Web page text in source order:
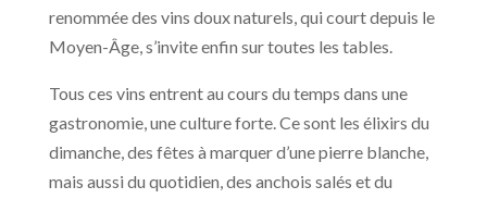
renommée des vins doux naturels, qui court depuis le
Moyen-Âge, s’invite enfin sur toutes les tables.
Tous ces vins entrent au cours du temps dans une
gastronomie, une culture forte. Ce sont les élixirs du
dimanche, des fêtes à marquer d’une pierre blanche,
mais aussi du quotidien, des anchois salés et du